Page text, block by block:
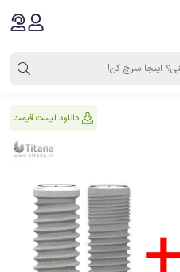
دانلود لیست قیمت